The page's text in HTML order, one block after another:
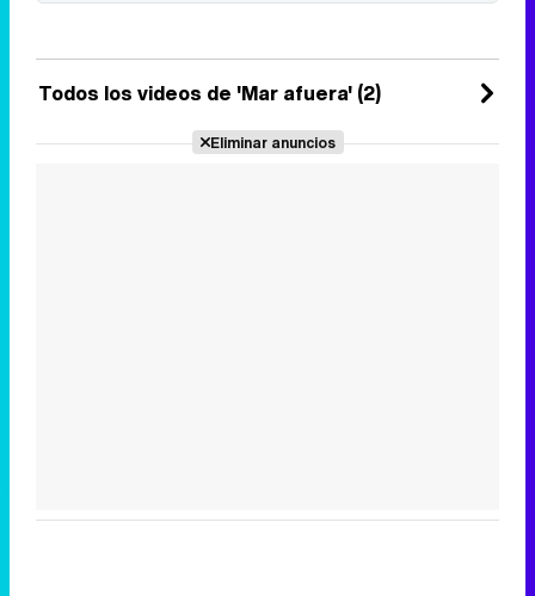
Todos los videos de 'Mar afuera' (2)
Eliminar anuncios